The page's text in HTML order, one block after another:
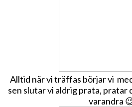
Alltid när vi träffas börjar vi
sen slutar vi aldrig prata, pratar
varandra